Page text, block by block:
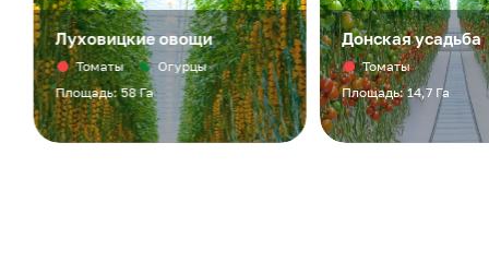
Луховицкие овощи
Томаты
Огурцы
Площадь: 58 Га
Донская усадьба
Томаты
Площадь: 14,7 Га